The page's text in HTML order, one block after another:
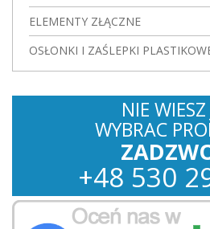
ELEMENTY ZŁĄCZNE
OSŁONKI I ZAŚLEPKI
NIE
WYBRAC
+48 530